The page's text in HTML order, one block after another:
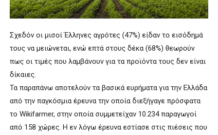
Σχεδόν οι μισοί Έλληνες αγρότες (47%) είδαν το εισόδημά
τους να μειώνεται, ενώ επτά στους δέκα (68%) θεωρούν
πως οι τιμές που λαμβάνουν για τα προϊόντα τους δεν είναι
δίκαιες.
Τα παραπάνω αποτελούν τα βασικά ευρήματα για την Ελλάδα
από την παγκόσμια έρευνα την οποία διεξήγαγε πρόσφατα
το Wikifarmer, στην οποία συμμετείχαν 10.234 παραγωγοί
από 158 χώρες. Η εν λόγω έρευνα εστίασε στις πιέσεις που